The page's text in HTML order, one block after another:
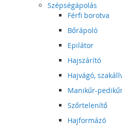
Szépségápolás
Férfi borotva
Bőrápoló
Epilátor
Hajszárító
Hajvágó,
Manikűr-
Szőrtelenítő
Hajformázó